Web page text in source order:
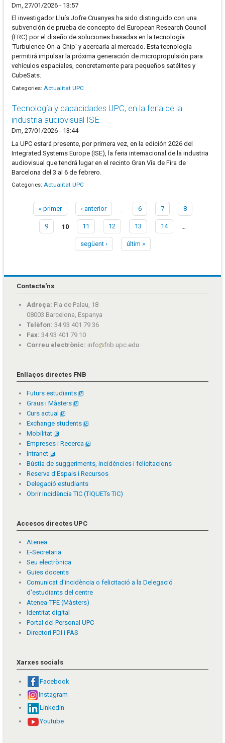
Dm, 27/01/2026 - 13:57
El investigador Lluís Jofre Cruanyes ha sido distinguido con una
subvención de prueba de concepto del European Research Council
(ERC) por el diseño de soluciones basadas en la tecnología
'Turbulence-On-a-Chip' y acercarla al mercado. Esta tecnología
permitirá impulsar la próxima generación de micropropulsión para
vehículos espaciales, concretamente para pequeños satélites y
CubeSats.
Categories: Actualitat UPC
Tecnología y capacidades UPC, en la feria de la
industria audiovisual ISE
Dm, 27/01/2026 - 13:44
La UPC estará presente, por primera vez, en la edición 2026 del
Integrated Systems Europe (ISE), la feria internacional de la industria
audiovisual que tendrá lugar en el recinto Gran Vía de Fira de
Barcelona del 3 al 6 de febrero.
Categories: Actualitat UPC
Pàgines
« primer ‹ anterior 6 7 8
9 10 11 12 13 14
següent › últim »
Contacta'ns
Adreça: Pla de Palau, 18
08003 Barcelona, Espanya
Telèfon: 34 93 401 79 36
Fax: 34 93 401 79 10
Correu electrònic: info fnb.upc.edu
Enllaços directes FNB
Futurs estudiants
Graus i Màsters
Curs actual
Exchange students
Mobilitat
Empreses i Recerca
Intranet
Bústia de suggeriments, incidències i felicitacions
Reserva d'Espais i Recursos
Delegació estudiants
Obrir incidència TIC (TIQUETs TIC)
Accesos directes UPC
Atenea
E-Secretaria
Seu electrònica
Guies docents
Comunicat d'incidència o felicitació a la Delegació
d'estudiants del centre
Atenea-TFE (Màsters)
Identitat digital
Portal del Personal UPC
Directori PDI i PAS
Xarxes socials
Facebook
Instagram
Linkedin
Youtube